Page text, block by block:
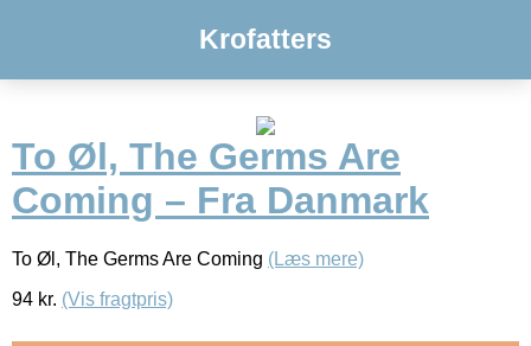
Krofatters
To Øl, The Germs Are
Coming – Fra Danmark
To Øl, The Germs Are Coming (Læs mere)
94 kr. (Vis fragtpris)